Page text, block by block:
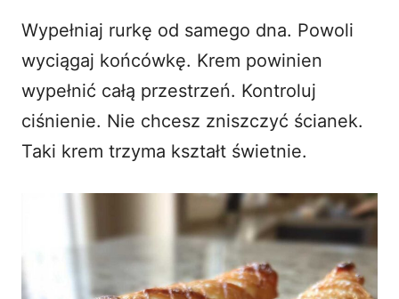
Wypełniaj rurkę od samego dna. Powoli
wyciągaj końcówkę. Krem powinien
wypełnić całą przestrzeń. Kontroluj
ciśnienie. Nie chcesz zniszczyć ścianek.
Taki krem trzyma kształt świetnie.